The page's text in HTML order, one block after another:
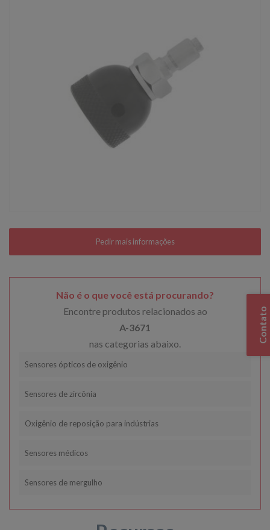
Não é o que você está procurando?
Encontre produtos relacionados ao
A-3671
nas categorias abaixo.
Sensores ópticos de oxigênio
Sensores de zircônia
Oxigênio de reposição para indústrias
Sensores médicos
Sensores de mergulho
Contato